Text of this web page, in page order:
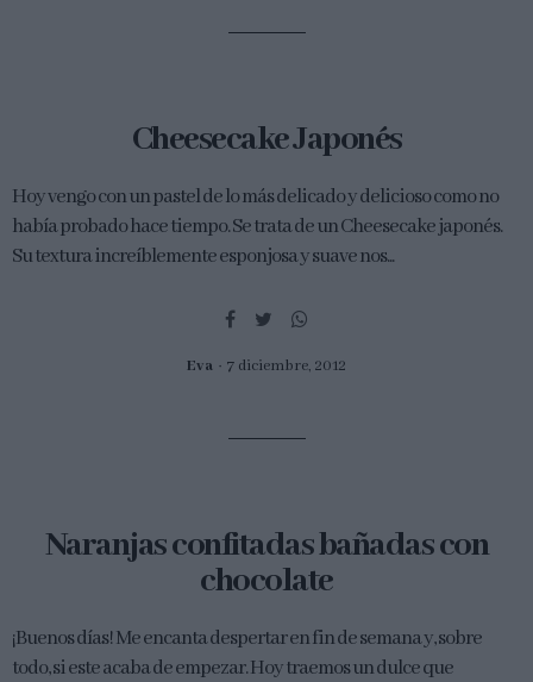
Cheesecake Japonés
Hoy vengo con un pastel de lo más delicado y delicioso como no
había probado hace tiempo. Se trata de un Cheesecake japonés.
Su textura increíblemente esponjosa y suave nos...
Eva 7 diciembre, 2012
Naranjas confitadas bañadas con
chocolate
¡Buenos días! Me encanta despertar en fin de semana y, sobre
todo, si este acaba de empezar. Hoy traemos un dulce que